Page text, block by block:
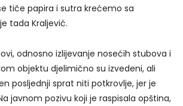
tiče papira i sutra krećemo sa
tada Kraljević.
odnosno izlijevanje nosećih stubova i
objektu djelimično su izvedeni, ali
posljednji sprat niti potkrovlje, jer je
javnom pozivu koji je raspisala opština,